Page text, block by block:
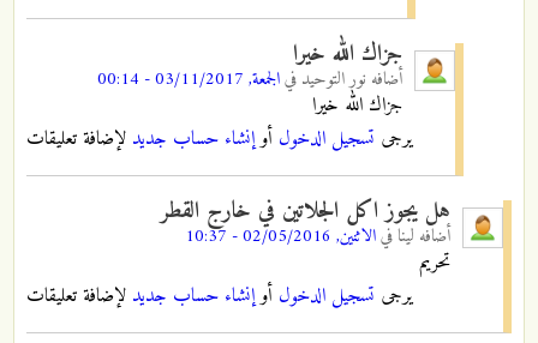
جزاك الله خيرا
أضافه نور التوحيد فيالجمعة, 03/11/2017 - 00:14
جزاك الله خيرا
يرجى تسجيل الدخول أوإنشاء حساب جديد لإضافة تعليقات
هل يجوز اكل الجلاتين في خارج القطر
أضافه لينافيالاثنين, 02/05/2016 - 10:37
تحريم
يرجى تسجيل الدخول أوإنشاء حساب جديد لإضافة تعليقات